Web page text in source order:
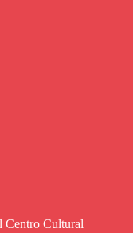
Centro Cultural